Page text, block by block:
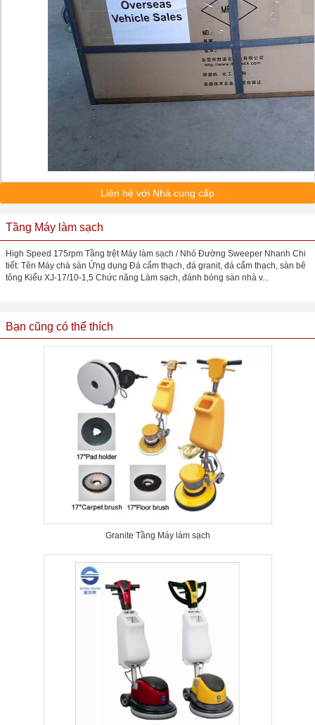
Liên hệ với Nhà cung cấp
Tầng Máy làm sạch
High Speed 175rpm Tầng trệt Máy làm sạch / Nhỏ Đường Sweeper Nhanh Chi
tiết: Tên Máy chà sàn Ứng dụng Đá cẩm thạch, đá granit, đá cẩm thạch, sàn bê
tông Kiểu XJ-17/10-1,5 Chức năng Làm sạch, đánh bóng sàn nhà v...
Bạn cũng có thể thích
Granite Tầng Máy làm sạch